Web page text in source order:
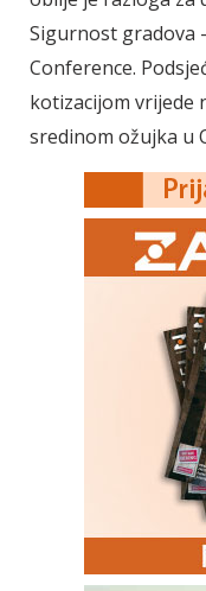
Sigurnost gradova
Conference.
kotizacijom vrijede
sredinom ožujka u